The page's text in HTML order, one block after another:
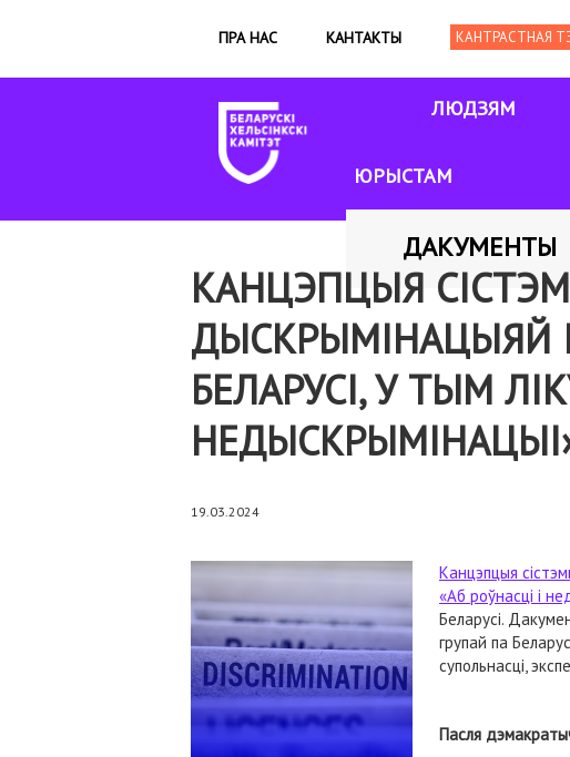
ПРА НАС КАНТАКТЫ
ЛЮДЗЯМ
ЮРЫСТАМ
ДАКУМЕНТЫ
КАНЦЭПЦЫЯ
ДЫСКРЫМІНАЦЫЯЙ
БЕЛАРУСІ, У ТЫМ
19.03.2024
Канцэпцыя
«Аб роўнасці і
Беларусі.
групай па
супольнасці,
Пасля